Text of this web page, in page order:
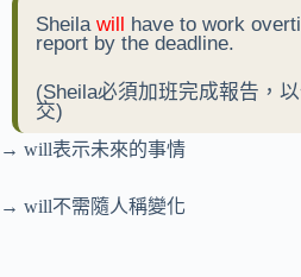
Sheila will have to work
report by the deadline.
(Sheila必須加班完成報告，
交)
→ will表示未來的事情
→ will不需隨人稱變化